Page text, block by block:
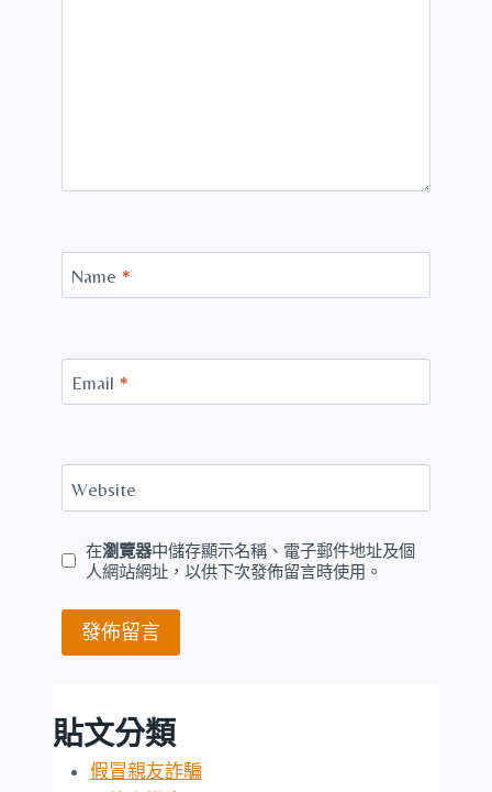
Name *
Email *
Website
在瀏覽器中儲存顯示名稱、電子郵件地址及個
人網站網址，以供下次發佈留言時使用。
貼文分類
假冒親友詐騙